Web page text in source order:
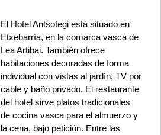
El Hotel Antsotegi está situado en
Etxebarría, en la comarca vasca de
Lea Artibai. También ofrece
habitaciones decoradas de forma
individual con vistas al jardín, TV por
cable y baño privado. El restaurante
del hotel sirve platos tradicionales
de cocina vasca para el almuerzo y
la cena, bajo petición. Entre las